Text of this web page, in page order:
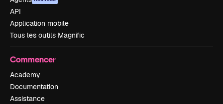
API
Application mobile
Tous les outils Magnific
Commencer
Academy
Documentation
Assistance